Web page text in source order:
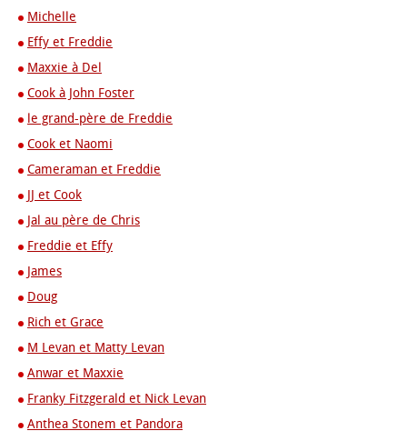
Michelle
Effy et Freddie
Maxxie à Del
Cook à John Foster
le grand-père de Freddie
Cook et Naomi
Cameraman et Freddie
JJ et Cook
Jal au père de Chris
Freddie et Effy
James
Doug
Rich et Grace
M Levan et Matty Levan
Anwar et Maxxie
Franky Fitzgerald et Nick Levan
Anthea Stonem et Pandora